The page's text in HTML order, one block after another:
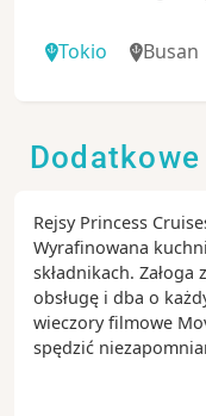
Tokio Busan
Dodatkowe
Rejsy Princess
Wyrafinowana
składnikach.
obsługę i dba o
wieczory filmowe
spędzić